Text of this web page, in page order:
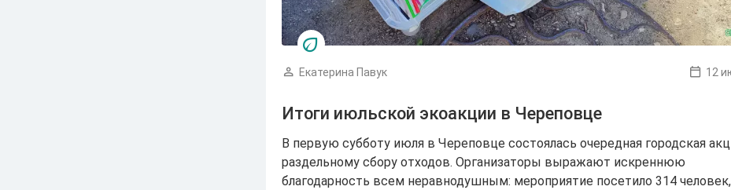
Екатерина Павук 12
Итоги июльской экоакции в Череповце
В первую субботу июля в Череповце состоялась очередная городская
раздельному сбору отходов. Организаторы выражают искреннюю
благодарность всем неравнодушным: мероприятие посетило 314